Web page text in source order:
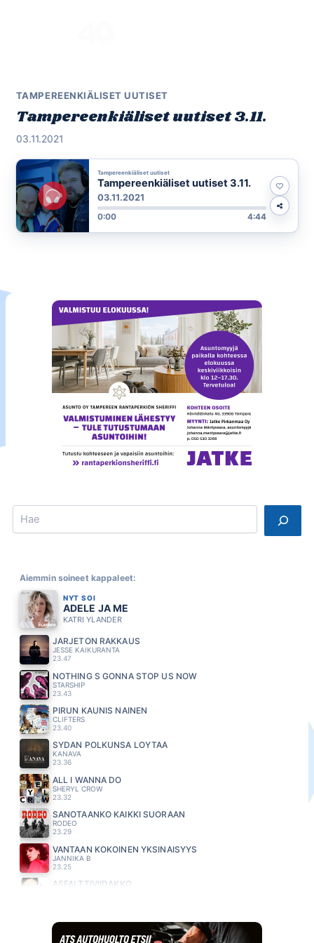
TAMPEREENKIÄLISET UUTISET
Tampereenkiäliset uutiset 3.11.
03.11.2021
Tampereenkiäliset uutiset
Tampereenkiäliset uutiset 3.11.
03.11.2021
0:00 4:44
Search
Aiemmin soineet kappaleet:
NYT SOI
ADELE JA ME
KATRI YLANDER
JÄRJETÖN RAKKAUS
JESSE KAIKURANTA
23.47
NOTHING S GONNA STOP US NOW
STARSHIP
23.43
PIRUN KAUNIS NAINEN
CLIFTERS
23.40
SYDÄN POLKUNSA LÖYTÄÄ
KANAVA
23.36
ALL I WANNA DO
SHERYL CROW
23.32
SANOTAANKO KAIKKI SUORAAN
RODEO
23.29
VANTAAN KOKOINEN YKSINÄISYYS
JANNIKA B
23.25
ASFALTTIVIIDAKKO
KAIJA KOO
23.18